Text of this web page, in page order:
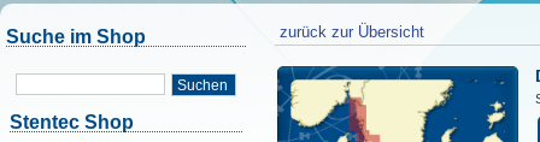
Suche im Shop
Suchen
Stentec Shop
zurück zur Übersicht